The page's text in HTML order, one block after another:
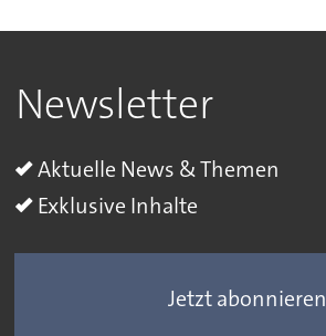
Newsletter
Aktuelle News & Themen
Exklusive Inhalte
Jetzt abonnieren